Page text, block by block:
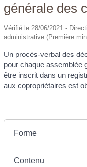
générale des
Vérifié le 28/06/2021 -
administrative (Première
Un procès-verbal des
pour chaque assemblée
être inscrit dans un
aux copropriétaires est
Forme
Contenu